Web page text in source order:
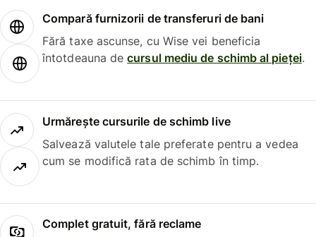
Compară furnizorii de transferuri de bani
Fără taxe ascunse, cu Wise vei beneficia
întotdeauna decursul mediu de schimb al pieței.
Urmărește cursurile de schimb live
Salvează valutele tale preferate pentru a vedea
cum se modifică rata de schimb în timp.
Complet gratuit, fără reclame